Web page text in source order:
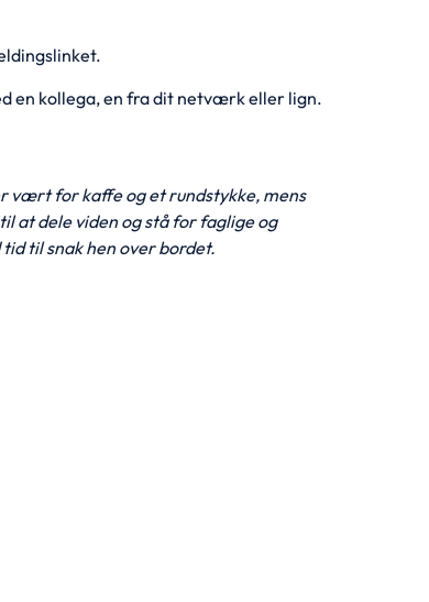
en kollega, en fra dit netværk eller lign.
vært for kaffe og et rundstykke, mens
at dele viden og stå for faglige og
til snak hen over bordet.